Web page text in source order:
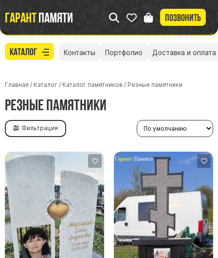
Гарантпамяти Позвонить
Каталог
Участникам СВО
Памятники из гранита
Памятники из мрамора
Контакты Портфолио Доставка и оплата
Главная / Каталог / Каталог памятников / Резные памятники
Резные памятники
Фильтрация